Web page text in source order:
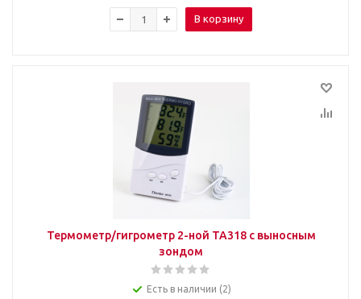
В корзину
Термометр/гигрометр 2-ной TA318 с выносным
зондом
Есть в наличии (2)